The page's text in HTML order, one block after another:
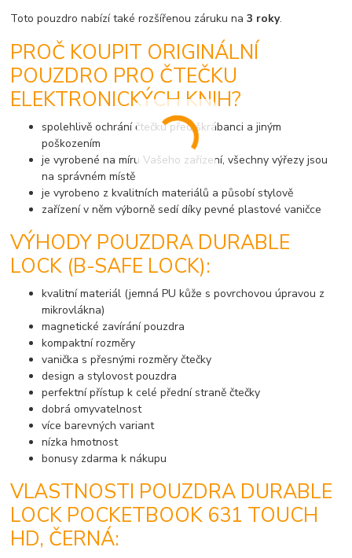
Toto pouzdro nabízí také rozšířenou záruku na3 roky.
PROČ KOUPIT ORIGINÁLNÍ
POUZDRO PRO ČTEČKU
ELEKTRONICKÝCH KNIH?
spolehlivě ochrání čtečku před škrábanci a jiným
poškozením
je vyrobené na míru Vašeho zařízení, všechny výřezy jsou
na správném místě
je vyrobeno z kvalitních materiálů a působí stylově
zařízení v něm výborně sedí díky pevné plastové vaničce
VÝHODY POUZDRA DURABLE
LOCK (B-SAFE LOCK):
kvalitní materiál (jemná PU kůže s povrchovou úpravou z
mikrovlákna)
magnetické zavírání pouzdra
kompaktní rozměry
vanička s přesnými rozměry čtečky
design a stylovost pouzdra
perfektní přístup k celé přední straně čtečky
dobrá omyvatelnost
více barevných variant
nízka hmotnost
bonusy zdarma k nákupu
VLASTNOSTI POUZDRA DURABLE
LOCK POCKETBOOK 631 TOUCH
HD, ČERNÁ: